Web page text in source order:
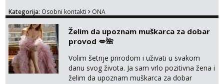
Kategorija: Osobni kontakti ONA
Želim da upoznam muškarca za dobar
provod 💋🌺
Volim šetnje prirodom i uživati u svakom
danu svog života. Ja sam vrlo pozitivna žena i
želim da upoznam muškarca za dobar